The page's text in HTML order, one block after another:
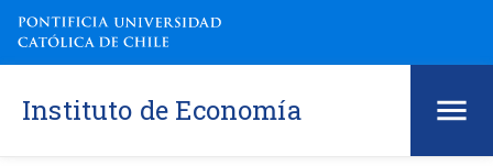
Instituto de Economía